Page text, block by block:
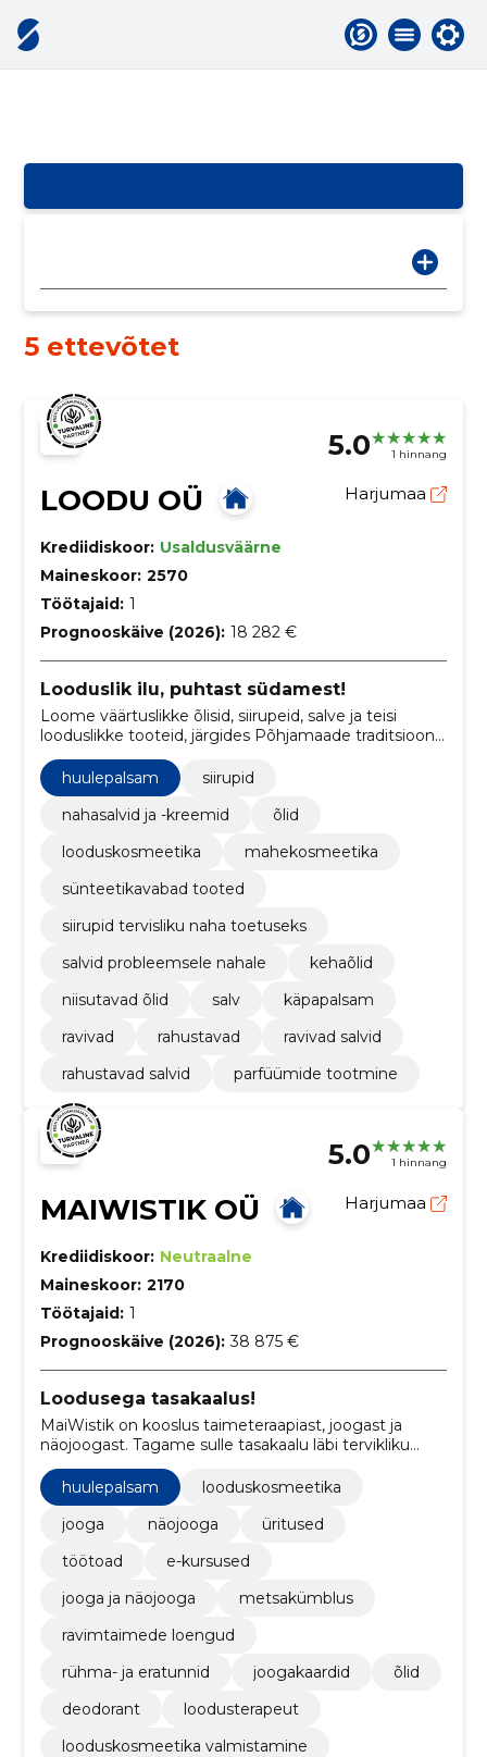
5 ettevõtet
5.0 1 hinnang
LOODU OÜ Harjumaa
Krediidiskoor: Usaldusväärne
Maineskoor: 2570
Töötajaid: 1
Prognooskäive (2026): 18 282 €
Looduslik ilu, puhtast südamest!
Loome väärtuslikke õlisid, siirupeid, salve ja teisi
looduslikke tooteid, järgides Põhjamaade traditsioone
ja puhtaid koostisosi, et pakkuda sünteetikavaba
mahekosmeetikat.
huulepalsam
siirupid
nahasalvid ja -kreemid
õlid
looduskosmeetika
mahekosmeetika
sünteetikavabad tooted
siirupid tervisliku naha toetuseks
salvid probleemsele nahale
kehaõlid
niisutavad õlid
salv
käpapalsam
ravivad
rahustavad
ravivad salvid
rahustavad salvid
parfüümide tootmine
5.0 1 hinnang
MAIWISTIK OÜ Harjumaa
Krediidiskoor: Neutraalne
Maineskoor: 2170
Töötajaid: 1
Prognooskäive (2026): 38 875 €
Loodusega tasakaalus!
MaiWistik on kooslus taimeteraapiast, joogast ja
näojoogast. Tagame sulle tasakaalu läbi tervikliku
taimetarkusele. E-poest on leitav ka käsitööna
valminud looduskosmeetika.
huulepalsam
looduskosmeetika
jooga
näojooga
üritused
töötoad
e-kursused
jooga ja näojooga
metsakümblus
ravimtaimede loengud
rühma- ja eratunnid
joogakaardid
õlid
deodorant
loodusterapeut
looduskosmeetika valmistamine